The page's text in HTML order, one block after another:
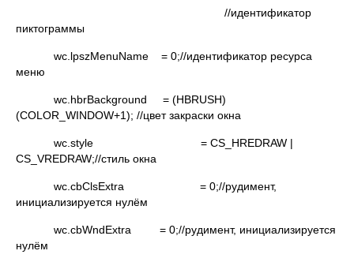
//идентификатор
пиктограммы
wc.lpszMenuName = 0;//идентификатор ресурса
меню
wc.hbrBackground = (HBRUSH)
(COLOR_WINDOW+1); //цвет закраски окна
wc.style = CS_HREDRAW |
CS_VREDRAW;//стиль окна
wc.cbClsExtra = 0;//рудимент,
инициализируется нулём
wc.cbWndExtra = 0;//рудимент, инициализируется
нулём